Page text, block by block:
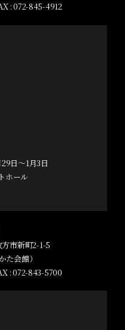
: 072-845-4912
日～1月3日
ホール
方市新町2-1-5
た会館）
: 072-843-5700